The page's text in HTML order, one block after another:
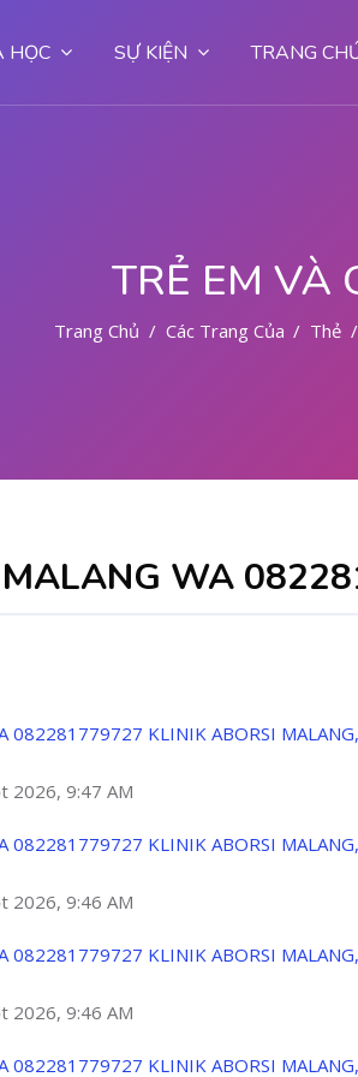
HỌC SỰ KIỆN TRANG
TRẺ EM VÀ
Trang Chủ Các Trang Của HệThẻ
WA
082281779727 KLINIK ABORSI
2026, 9:47 AM
082281779727 KLINIK ABORSI
2026, 9:46 AM
082281779727 KLINIK ABORSI
2026, 9:46 AM
082281779727 KLINIK ABORSI